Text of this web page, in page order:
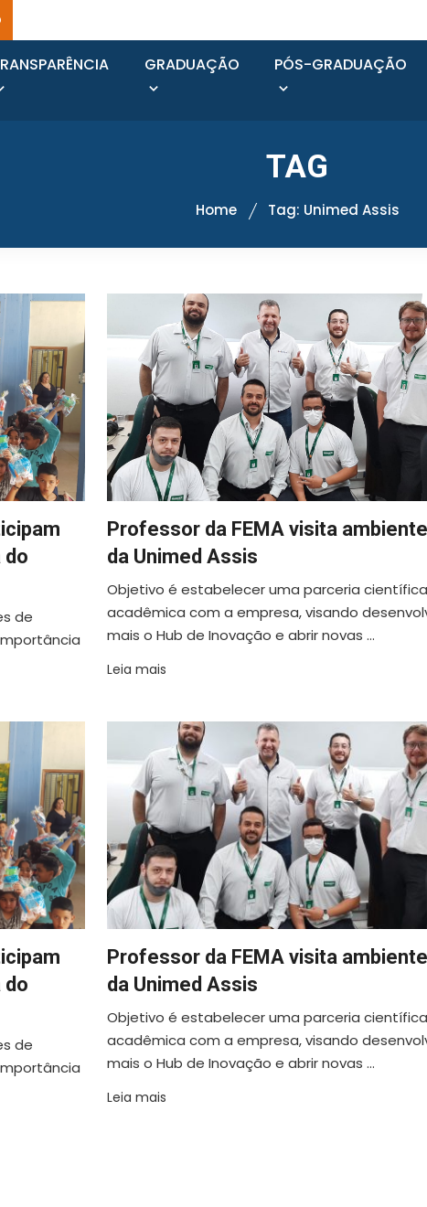
GRADUAÇÃO PÓS-GRADUAÇÃO
TAG
Home Tag: Unimed Assis
do
de
Professor da FEMA visita
da Unimed Assis
Objetivo é estabelecer uma parceria
acadêmica com a empresa, visando
mais o Hub de Inovação e abrir novas ...
Leia mais
do
de
Professor da FEMA visita
da Unimed Assis
Objetivo é estabelecer uma parceria
acadêmica com a empresa, visando
mais o Hub de Inovação e abrir novas ...
Leia mais